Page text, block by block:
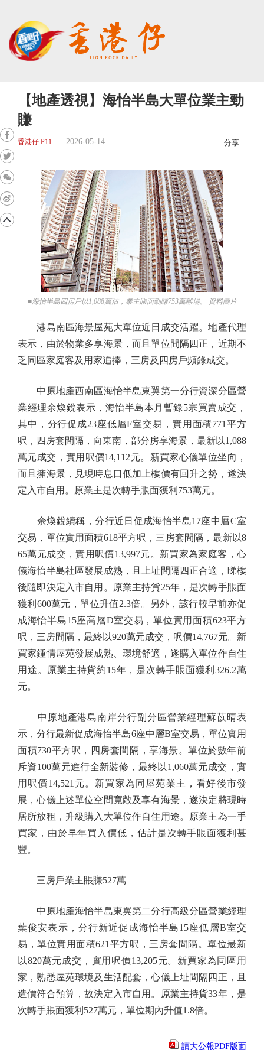
【地產透視】海怡半島大單位業主勁
賺
香港仔 P11 2026-05-14 分享
■海怡半島四房戶以1,088萬沽，業主賬面勁賺753萬離場。 資料圖片
港島南區海景屋苑大單位近日成交活躍。地產代理
表示，由於物業多享海景，而且單位間隔四正，近期不
乏同區家庭客及用家追捧，三房及四房戶頻錄成交。
中原地產西南區海怡半島東翼第一分行資深分區營
業經理余煥銳表示，海怡半島本月暫錄5宗買賣成交，
其中，分行促成23座低層F室交易，實用面積771平方
呎，四房套間隔，向東南，部分房享海景，最新以1,088
萬元成交，實用呎價14,112元。新買家心儀單位坐向，
而且擁海景，見現時息口低加上樓價有回升之勢，遂決
定入市自用。原業主是次轉手賬面獲利753萬元。
余煥銳續稱，分行近日促成海怡半島17座中層C室
交易，單位實用面積618平方呎，三房套間隔，最新以8
65萬元成交，實用呎價13,997元。新買家為家庭客，心
儀海怡半島社區發展成熟，且上址間隔四正合適，睇樓
後隨即決定入市自用。原業主持貨25年，是次轉手賬面
獲利600萬元，單位升值2.3倍。另外，該行較早前亦促
成海怡半島15座高層D室交易，單位實用面積623平方
呎，三房間隔，最終以920萬元成交，呎價14,767元。新
買家鍾情屋苑發展成熟、環境舒適，遂購入單位作自住
用途。原業主持貨約15年，是次轉手賬面獲利326.2萬
元。
中原地產港島南岸分行副分區營業經理蘇苡晴表
示，分行最新促成海怡半島6座中層B室交易，單位實用
面積730平方呎，四房套間隔，享海景。單位於數年前
斥資100萬元進行全新裝修，最終以1,060萬元成交，實
用呎價14,521元。新買家為同屋苑業主，看好後市發
展，心儀上述單位空間寬敞及享有海景，遂決定將現時
居所放租，升級購入大單位作自住用途。原業主為一手
買家，由於早年買入價低，估計是次轉手賬面獲利甚
豐。
三房戶業主賬賺527萬
中原地產海怡半島東翼第二分行高級分區營業經理
葉俊安表示，分行新近促成海怡半島15座低層B室交
易，單位實用面積621平方呎，三房套間隔。單位最新
以820萬元成交，實用呎價13,205元。新買家為同區用
家，熟悉屋苑環境及生活配套，心儀上址間隔四正，且
造價符合預算，故決定入市自用。原業主持貨33年，是
次轉手賬面獲利527萬元，單位期內升值1.8倍。
讀大公報PDF版面